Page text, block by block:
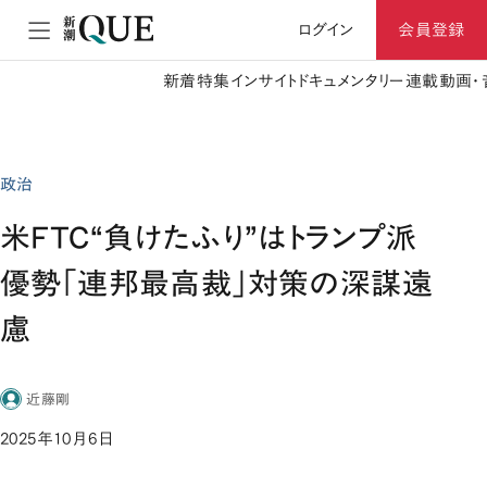
ログイン 会員登録
新着特集 インサイト ドキュメンタリー 連載動画
政治
米FTC“負けたふり”はトランプ派
優勢「連邦最高裁」対策の深謀遠
慮
近藤剛
2025年10月6日